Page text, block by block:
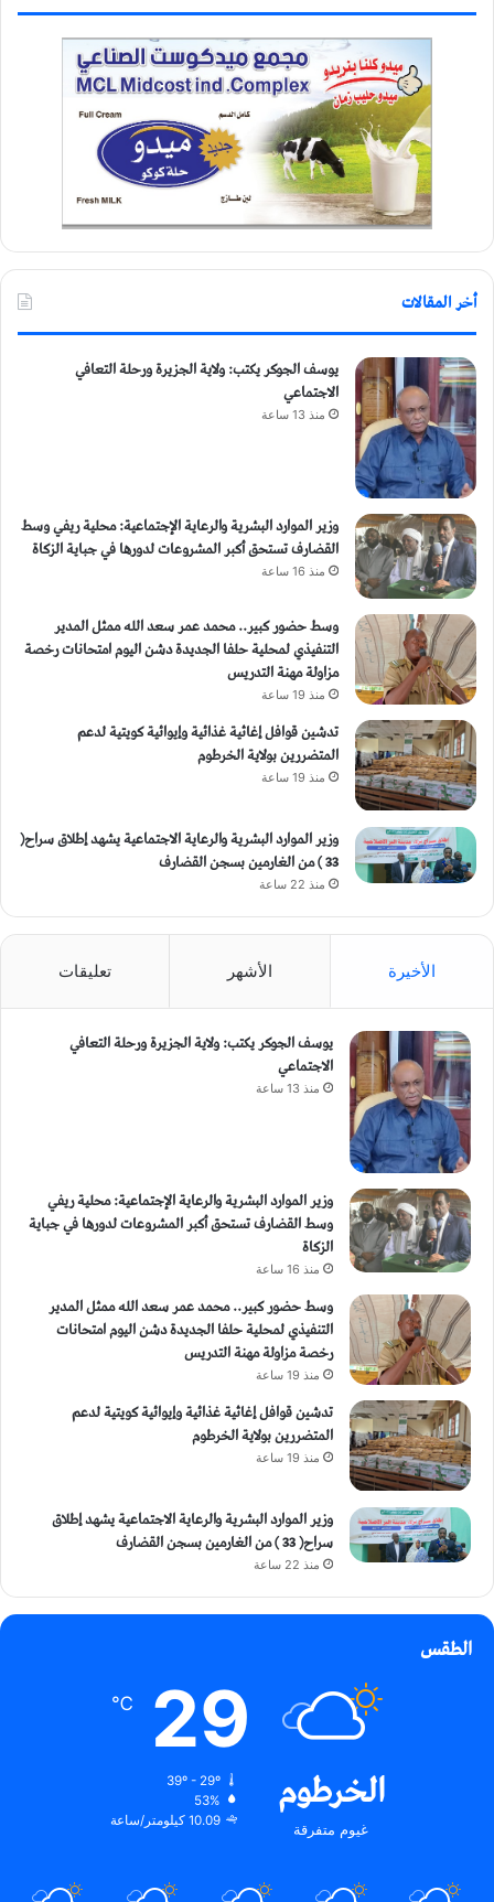
أخر المقالات
يوسف الجوكر يكتب: ولاية الجزيرة ورحلة التعافي
الاجتماعي
منذ 13 ساعة
وزير الموارد البشرية والرعاية الإجتماعية: محلية ريفي وسط
القضارف تستحق أكبر المشروعات لدورها في جباية الزكاة
منذ 16 ساعة
وسط حضور كبير.. محمد عمر سعد الله ممثل المدير
التنفيذي لمحلية حلفا الجديدة دشن اليوم امتحانات رخصة
مزاولة مهنة التدريس
منذ 19 ساعة
تدشين قوافل إغاثية غذائية وإيوائية كويتية لدعم
المتضررين بولاية الخرطوم
منذ 19 ساعة
وزير الموارد البشرية والرعاية الاجتماعية يشهد إطلاق سراح(
33 ) من الغارمين بسجن القضارف
منذ 22 ساعة
الأخيرة الأشهر تعليقات
يوسف الجوكر يكتب: ولاية الجزيرة ورحلة التعافي
الاجتماعي
منذ 13 ساعة
وزير الموارد البشرية والرعاية الإجتماعية: محلية ريفي
وسط القضارف تستحق أكبر المشروعات لدورها في جباية
الزكاة
منذ 16 ساعة
وسط حضور كبير.. محمد عمر سعد الله ممثل المدير
التنفيذي لمحلية حلفا الجديدة دشن اليوم امتحانات
رخصة مزاولة مهنة التدريس
منذ 19 ساعة
تدشين قوافل إغاثية غذائية وإيوائية كويتية لدعم
المتضررين بولاية الخرطوم
منذ 19 ساعة
وزير الموارد البشرية والرعاية الاجتماعية يشهد إطلاق
سراح( 33 ) من الغارمين بسجن القضارف
منذ 22 ساعة
الطقس
الخرطوم
غيوم متفرقة
29
℃
39º - 29º
53%
10.09 كيلومتر/ساعة